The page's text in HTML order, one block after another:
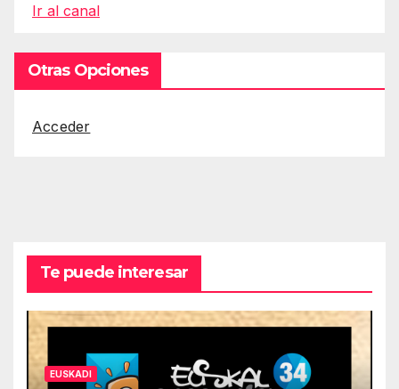
Ir al canal
Otras Opciones
Acceder
Te puede interesar
EUSKADI